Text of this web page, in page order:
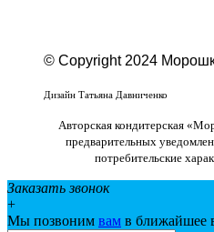
© Copyright 2024
Дизайн Татьяна Давниченко
Авторская кондитерская
предварительных
потребительские
Заказать звонок
+
Мы позвоним вам в ближайшее